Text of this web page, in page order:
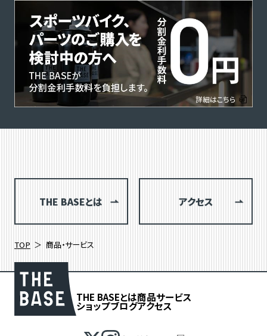
THE BASEとは アクセス
TOP 商品・サービス
THE BASEとは商品サービス
ショップブログアクセス